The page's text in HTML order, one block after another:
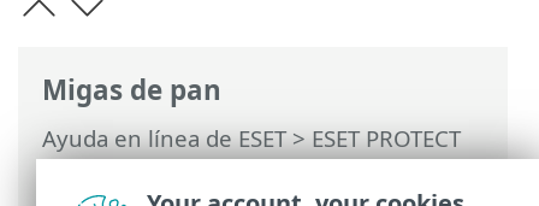
Migas de pan
Ayuda en línea de ESET>ESET PROTECT
On-Prem>Usar ESET PROTECT On-Prem
ESET PROTECT On-Prem Menú principal